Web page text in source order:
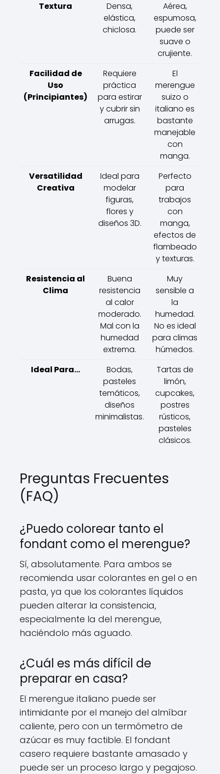
Textura
Densa,
elástica,
chiclosa.
Aérea,
espumosa,
puede ser
suave o
crujiente.
Facilidad de
Uso
(Principiantes)
Requiere
práctica
para estirar
y cubrir sin
arrugas.
El
merengue
suizo o
italiano es
bastante
manejable
con
manga.
Versatilidad
Creativa
Ideal para
modelar
figuras,
flores y
diseños 3D.
Perfecto
para
trabajos
con
manga,
efectos de
flambeado
y texturas.
Resistencia al
Clima
Buena
resistencia
al calor
moderado.
Mal con la
humedad
extrema.
Muy
sensible a
la
humedad.
No es ideal
para climas
húmedos.
Ideal Para...
Bodas,
pasteles
temáticos,
diseños
minimalistas.
Tartas de
limón,
cupcakes,
postres
rústicos,
pasteles
clásicos.
Preguntas Frecuentes
(FAQ)
¿Puedo colorear tanto el
fondant como el merengue?
Sí, absolutamente. Para ambos se
recomienda usar colorantes en gel o en
pasta, ya que los colorantes líquidos
pueden alterar la consistencia,
especialmente la del merengue,
haciéndolo más aguado.
¿Cuál es más difícil de
preparar en casa?
El merengue italiano puede ser
intimidante por el manejo del almíbar
caliente, pero con un termómetro de
azúcar es muy factible. El fondant
casero requiere bastante amasado y
puede ser un proceso largo y pegajoso.